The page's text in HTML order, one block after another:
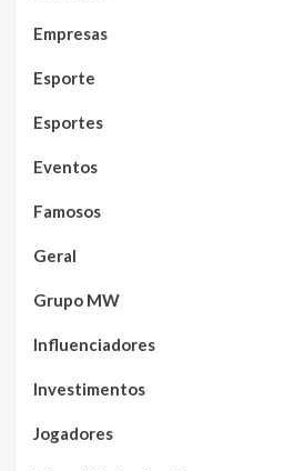
Empresas
Esporte
Esportes
Eventos
Famosos
Geral
Grupo MW
Influenciadores
Investimentos
Jogadores